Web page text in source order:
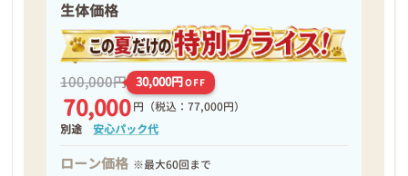
生体価格
100,000円 30,000円OFF
70,000 円 （税込：77,000円）
別途安心パック代
ローン価格 ※最大60回まで